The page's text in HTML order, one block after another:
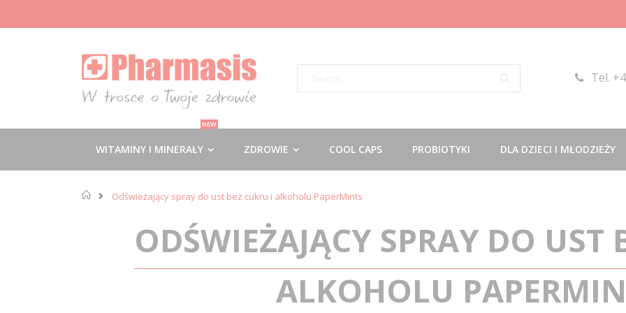
do
Szukaj
Tel.
WITAMINY I MINERAŁY
NEW
ZDROWIE COOL CAPS PROBIOTYKI DLA DZIECI I MŁODZIEŻY
Odświeżający spray do ust bez cukru i alkoholu PaperMints
ODŚWIEŻAJĄCY SPRAY DO UST
ALKOHOLU